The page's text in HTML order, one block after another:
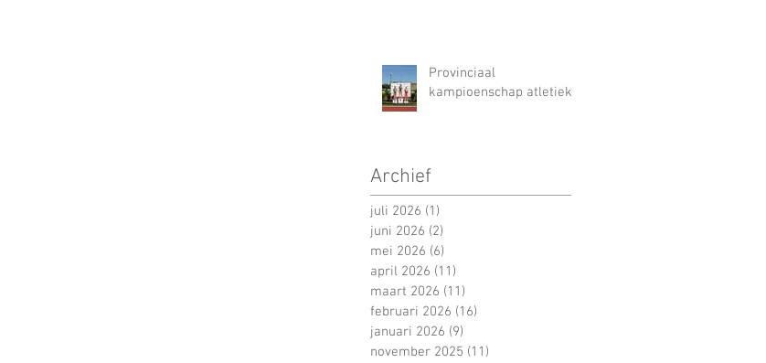
Provinciaal
kampioenschap atletiek
Archief
juli 2026 (1)
juni 2026 (2)
mei 2026 (6)
april 2026 (11)
maart 2026 (11)
februari 2026 (16)
januari 2026 (9)
november 2025 (11)